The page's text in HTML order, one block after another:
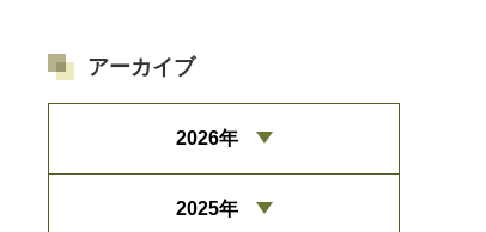
アーカイブ
2026年
2025年